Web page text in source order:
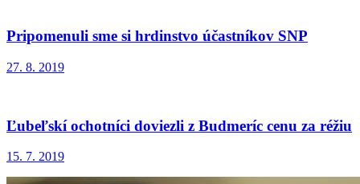
Pripomenuli sme si hrdinstvo účastníkov SNP
27. 8. 2019
Ľubeľskí ochotníci doviezli z Budmeríc cenu za réžiu
15. 7. 2019